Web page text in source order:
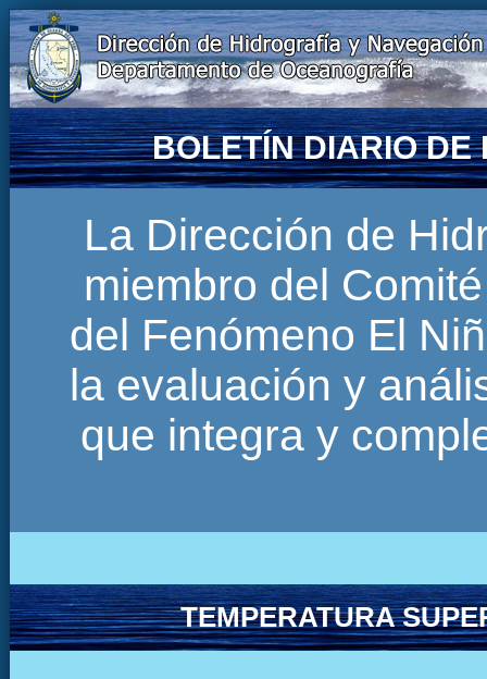
BOLETÍN DIARIO DE
La Dirección de
miembro del
del Fenómeno El
la evaluación y
que integra y
TEMPERATURA